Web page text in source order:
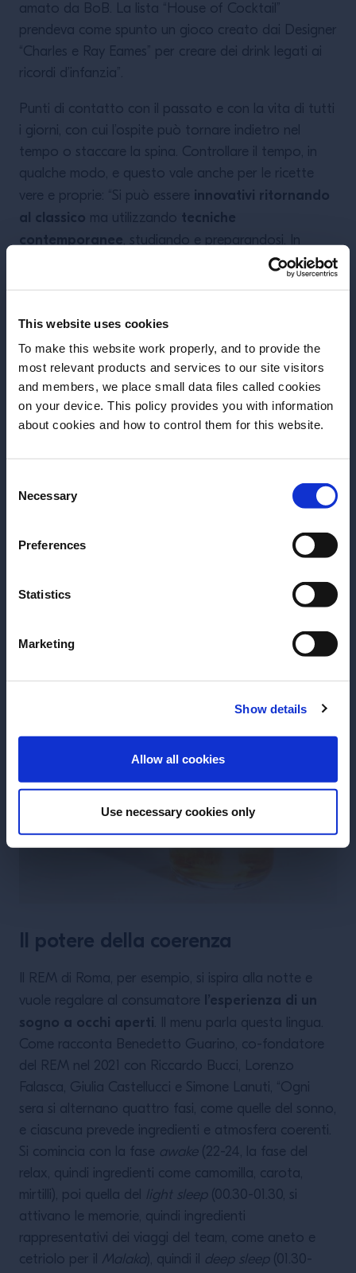
This website uses cookies
To make this website work properly, and to provide the
most relevant products and services to our site visitors
and members, we place small data files called cookies
on your device. This policy provides you with information
about cookies and how to control them for this website.
Selection
Necessary
Preferences
Statistics
Marketing
Show details
Allow all cookies
Use necessary cookies only
Hai l'età per bere legalmente bevande
amato da BoB. La lista “House of Cocktail”
prendeva come spunto un gioco creato dai Designer
“Charles e Ray Eames” per creare dei drink legati ai
ricordi d’infanzia”.
Punti di contatto con il passato e con la vita di tutti
i giorni, con cui l’ospite può tornare indietro nel
tempo o staccare la spina. Controllare il tempo, in
qualche modo, e questo vale anche per le ricette
vere e proprie: “Si può essere innovativi ritornando
al classico ma utilizzando tecniche
contemporanee, studiando e preparandosi. In
questo mondo dove tutto è sempre più veloce,
fondamentale, senza perdere di vista
professionalitàel’attenzione al dettaglio: “Uno
sviluppo innovativo non può peccare di pigrizia. La
carta, il font, i colori che accompagnano ogni
rappresentazione e anche la disposizione di ogni
possono essere lasciati al caso. Anche se essere
Il potere della coerenza
Il REM di Roma, per esempio, si ispira alla notte e
vuole regalare al consumatore l’esperienza di un
sogno a occhi aperti. Il menu parla questa lingua.
Come racconta Benedetto Guarino, co-fondatore
del REM nel 2021 con Riccardo Bucci, Lorenzo
Falasca, Giulia Castellucci e Simone Lanuti, “Ogni
sera si alternano quattro fasi, come quelle del sonno,
e ciascuna prevede ingredienti e atmosfera coerenti.
Si comincia con la fase awake(22-24, la fase del
relax, quindi ingredienti come camomilla, carota,
mirtilli), poi quella del light sleep (00.30-01.30, si
attivano le memorie, quindi ingredienti
rappresentativi dei viaggi del team, come aneto e
cetriolo per il Malaka), quindi il deep sleep (01.30-